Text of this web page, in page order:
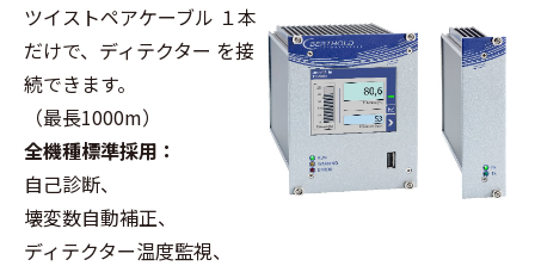
ツイストペアケーブル １本
だけで、ディテクター を接
続できます。
（最長1000m）
全機種標準採⽤：
⾃⼰診断、
壊変数⾃動補正、
ディテクター温度監視、